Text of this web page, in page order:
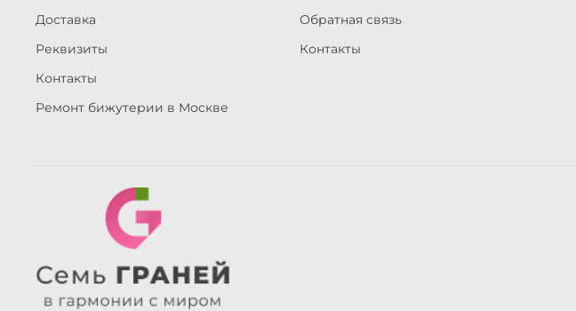
Доставка
Реквизиты
Контакты
Ремонт бижутерии в Москве
Обратная связь
Контакты